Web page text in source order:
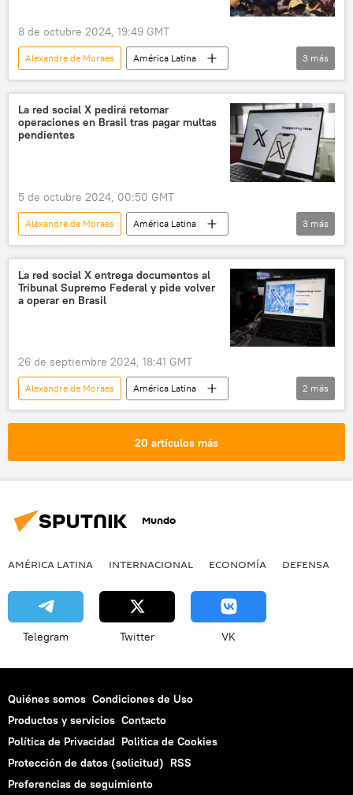
8 de octubre 2024, 19:49 GMT
Alexandre de Moraes
América Latina
Brasil
sociedad
X (red social)
Twitter
3 más
La red social X pedirá retomar
operaciones en Brasil tras pagar multas
pendientes
5 de octubre 2024, 00:50 GMT
Alexandre de Moraes
América Latina
Brasil
X (red social)
Elon Musk
🏛️ Compañías
3 más
La red social X entrega documentos al
Tribunal Supremo Federal y pide volver
a operar en Brasil
26 de septiembre 2024, 18:41 GMT
Alexandre de Moraes
América Latina
Brasil
X (red social) 🏛️ Compañías
2 más
20 artículos más
Mundo
AMÉRICA LATINA INTERNACIONAL ECONOMÍA DEFENSA
Telegram Twitter VK
Quiénes somos Condiciones de Uso
Productos y servicios Contacto
Política de Privacidad Politica de Cookies
Protección de datos (solicitud) RSS
Preferencias de seguimiento